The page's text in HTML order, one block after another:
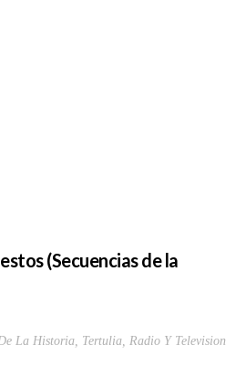
(Secuencias de la
La Historia, Tertulia, Radio Y Television